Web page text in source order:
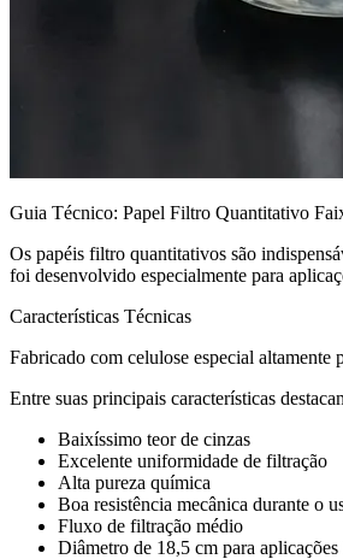
Guia Técnico: Papel Filtro Quantitativo
Os papéis filtro quantitativos são
foi desenvolvido especialmente para
Características Técnicas
Fabricado com celulose especial
Entre suas principais características
Baixíssimo teor de cinzas
Excelente uniformidade de filtração
Alta pureza química
Boa resistência mecânica durante o
Fluxo de filtração médio
Diâmetro de 18,5 cm para